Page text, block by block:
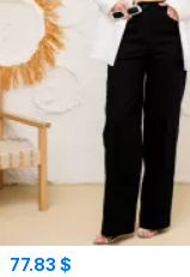
77.83 $